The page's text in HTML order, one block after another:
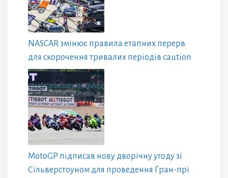
NASCAR змінює правила етапних перерв
для скорочення тривалих періодів caution
MotoGP підписав нову дворічну угоду зі
Сільверстоуном для проведення Гран-прі